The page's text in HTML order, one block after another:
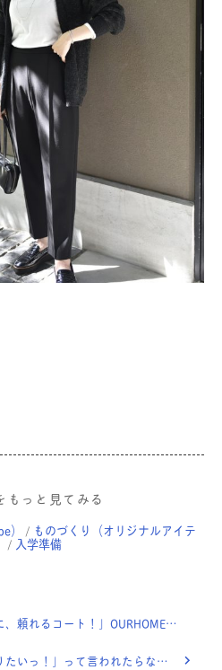
もっと見てみる
） / ものづくり（オリジナルアイテ
/ 入学準備
るコート！」OURHOME WEB LETTER
子どもに「お金持ちになりたいっ！」って言われたらなんて答える？＠LEE12月号